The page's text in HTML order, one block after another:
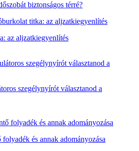
biztonságos térré?
az aljzatkiegyenlítés
szegélynyírót választanod a
és annak adományozása